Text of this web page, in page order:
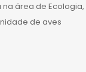
área de
de aves